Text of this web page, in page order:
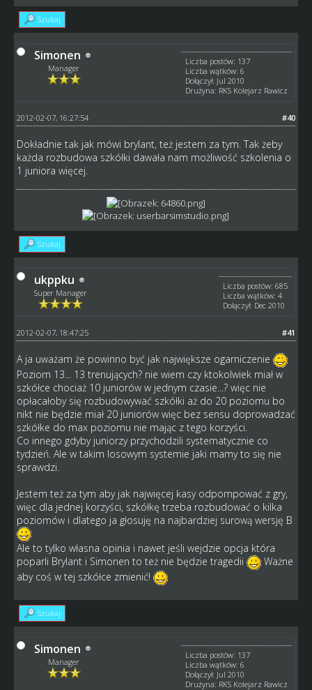
Szukaj
Simonen
Manager
Liczba postów: 137
Liczba wątków: 6
Dołączył: Jul 2010
Drużyna: RKS Kolejarz Rawicz
#40
2012-02-07, 16:27:54
Dokładnie tak jak mówi brylant, też jestem za tym. Tak żeby
każda rozbudowa szkółki dawała nam możliwość szkolenia o
1 juniora więcej.
Szukaj
ukppku
Super Manager
Liczba postów: 685
Liczba wątków: 4
Dołączył: Dec 2010
#41
2012-02-07, 18:47:25
A ja uważam że powinno być jak największe ogarniczenie
Poziom 13... 13 trenujących? nie wiem czy ktokolwiek miał w
szkółce chociaż 10 juniorów w jednym czasie...? więc nie
opłacałoby się rozbudowywać szkółki aż do 20 poziomu bo
nikt nie będzie miał 20 juniorów więc bez sensu doprowadzać
szkółke do max poziomu nie mając z tego korzyści.
Co innego gdyby juniorzy przychodzili systematycznie co
tydzień. Ale w takim losowym systemie jaki mamy to się nie
sprawdzi.
Jestem też za tym aby jak najwięcej kasy odpompować z gry,
więc dla jednej korzyści, szkółkę trzeba rozbudować o kilka
poziomów i dlatego ja głosuję na najbardziej surową wersję B
Ale to tylko własna opinia i nawet jeśli wejdzie opcja która
poparli Brylant i Simonen to też nie będzie tragedii
Ważne
aby coś w tej szkółce zmienić!
Szukaj
Simonen
Manager
Liczba postów: 137
Liczba wątków: 6
Dołączył: Jul 2010
Drużyna: RKS Kolejarz Rawicz